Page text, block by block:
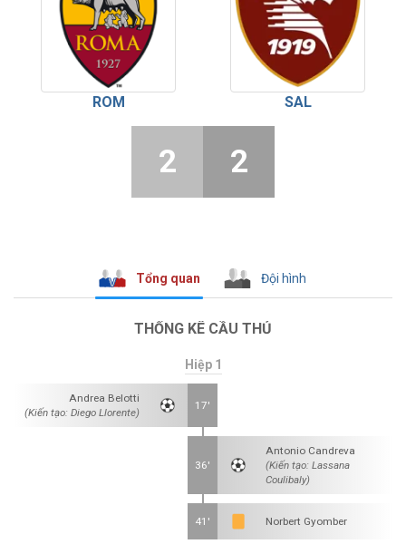
ROM SAL
2 2
Tổng quan Đội hình
THỐNG KÊ CẦU THỦ
Hiệp 1
Andrea Belotti
(Kiến tạo: Diego Llorente)
17'
36'
Antonio Candreva
(Kiến tạo: Lassana
Coulibaly)
41' Norbert Gyomber